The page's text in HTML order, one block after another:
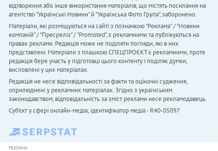
відтворення або інше використання матеріалів, що містять посилання на
агентство "Українськi Новини" й "Українська Фото Група", заборонено.
Матеріали, які розміщуються на сайті з позначкою "Реклама" / "Новини
компаній" / "Пресреліз" / "Promoted", є рекламними та публікуються на
правах реклами. Редакція може не поділяти погляди, які в них
представлені. Матеріали з плашкою СПЕЦПРОЄКТ є рекламними, проте
редакція бере участь у підготовці цього контенту і поділяє думки,
висловлені у цих матеріалах.
Редакція не несе відповідальності за факти та оціночні судження,
оприлюднені у рекламних матеріалах. Згідно з українським
законодавством, відповідальність за зміст реклами несе рекламодавець.
Cуб'єкт у сфері онлайн-медіа; ідентифікатор медіа - R40-05097
РЕКЛАМА